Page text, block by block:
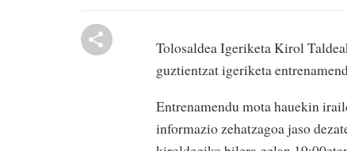
Tolosaldea Igeriketa Kirol
guztientzat igeriketa
Entrenamendu mota hauekin
informazio zehatzagoa jaso